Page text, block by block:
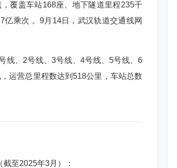
，覆盖车站168座、地下隧道里程235千
乘次 。9月14日，武汉轨道交通线网
线、2号线、3号线、4号线、5号线、6
运营总里程数达到518公里，车站总数
至2025年3月）：